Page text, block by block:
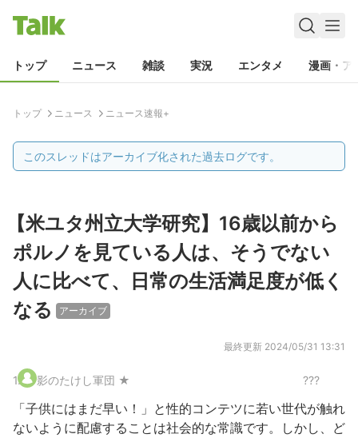
トップ ニュース 雑談 実況 エンタメ 漫画・ア
トップ ニュース ニュース速報+
このスレッドはアーカイブ化された過去ログです。
【米ユタ州立大学研究】16歳以前から
ポルノを見ている人は、そうでない
人に比べて、日常の生活満足度が低く
なる
アーカイブ
最終更新 2024/05/31 13:31
1. 影のたけし軍団 ★ ???
「子供にはまだ早い！」と性的コンテツに若い世代が触れ
ないように配慮することは社会的な常識です。しかし、ど